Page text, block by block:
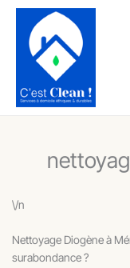
Aller
contenu
\/n
Nettoyage Diogène à
surabondance ?